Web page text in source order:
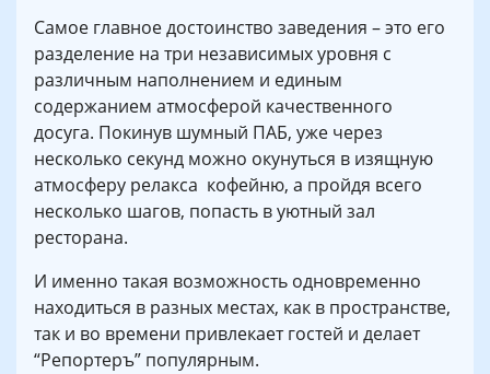
Самое главное достоинство заведения – это его
разделение на три независимых уровня с
различным наполнением и единым
содержанием атмосферой качественного
досуга. Покинув шумный ПАБ, уже через
несколько секунд можно окунуться в изящную
атмосферу релакса кофейню, а пройдя всего
несколько шагов, попасть в уютный зал
ресторана.
И именно такая возможность одновременно
находиться в разных местах, как в пространстве,
так и во времени привлекает гостей и делает
“Репортеръ” популярным.